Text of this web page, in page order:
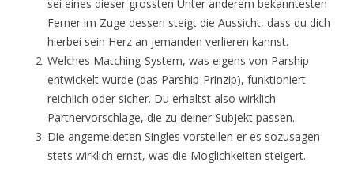
sei eines dieser grossten Unter anderem bekanntesten
Ferner im Zuge dessen steigt die Aussicht, dass du dich
hierbei sein Herz an jemanden verlieren kannst.
Welches Matching-System, was eigens von Parship
entwickelt wurde (das Parship-Prinzip), funktioniert
reichlich oder sicher. Du erhaltst also wirklich
Partnervorschlage, die zu deiner Subjekt passen.
Die angemeldeten Singles vorstellen er es sozusagen
stets wirklich ernst, was die Moglichkeiten steigert.